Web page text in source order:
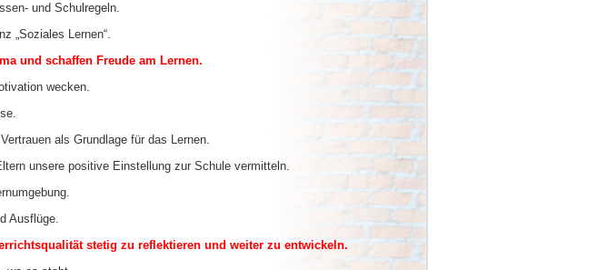
und Schulregeln.
Lernen“.
und schaffen Freude am Lernen.
wecken.
als Grundlage für das Lernen.
unsere positive Einstellung zur Schule vermitteln.
stetig zu reflektieren und weiter zu entwickeln.